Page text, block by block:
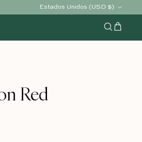
País/Región
Estados Unidos (USD $)
BuscarCarrito
Red